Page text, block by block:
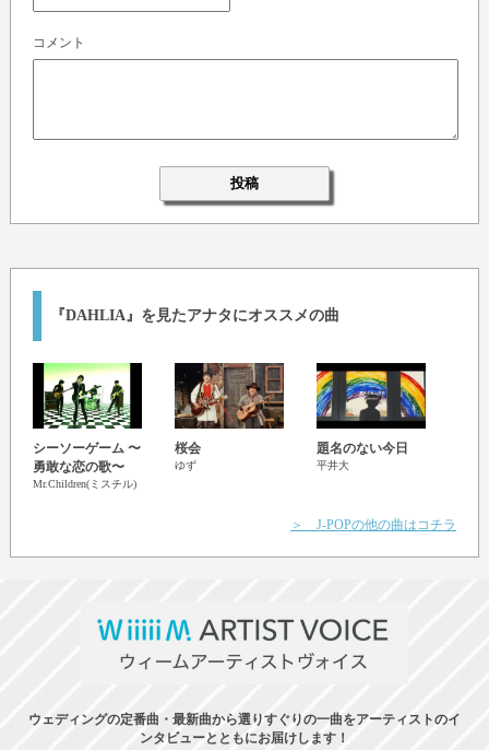
コメント
『DAHLIA』を見たアナタにオススメの曲
シーソーゲーム 〜
勇敢な恋の歌〜
Mr.Children(ミスチル)
桜会
ゆず
題名のない今日
平井大
＞ J-POPの他の曲はコチラ
ウェディングの定番曲・最新曲から選りすぐりの一曲をアーティストのイ
ンタビューとともにお届けします！